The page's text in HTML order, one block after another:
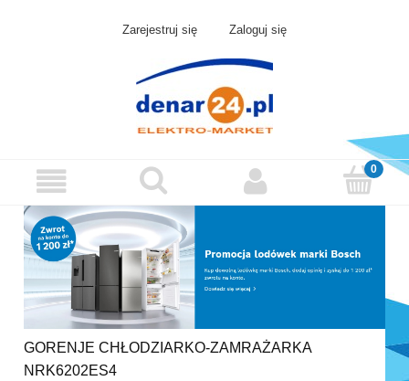
Zarejestruj się Zaloguj się
GORENJE CHŁODZIARKO-ZAMRAŻARKA
NRK6202ES4